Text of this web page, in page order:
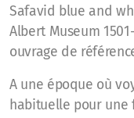
Safavid blue and
Albert Museum
ouvrage de
A une époque où
habituelle pour